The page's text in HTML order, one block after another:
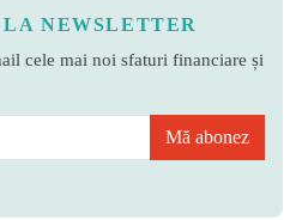
NEWSLETTER
cele mai noi sfaturi financiare și
Mă abonez